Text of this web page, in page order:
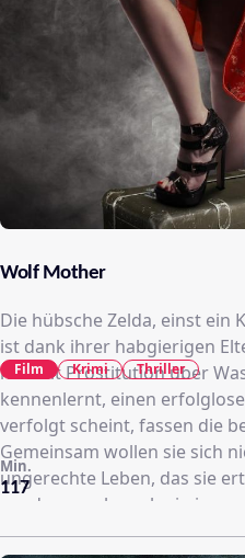
Wolf Mother
Die hübsche Zelda, einst ein
ist dank ihrer habgierigen
nur mit Prostitution über
kennenlernt, einen
verfolgt scheint, fassen die
Gemeinsam wollen sie sich
ungerechte Leben, das sie
sondern auch noch ein
Händen brutaler Entführer
117
Min.
Film Krimi Thriller